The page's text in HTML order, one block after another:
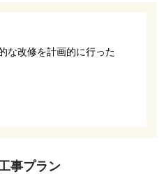
な改修を計画的に行った
事プラン